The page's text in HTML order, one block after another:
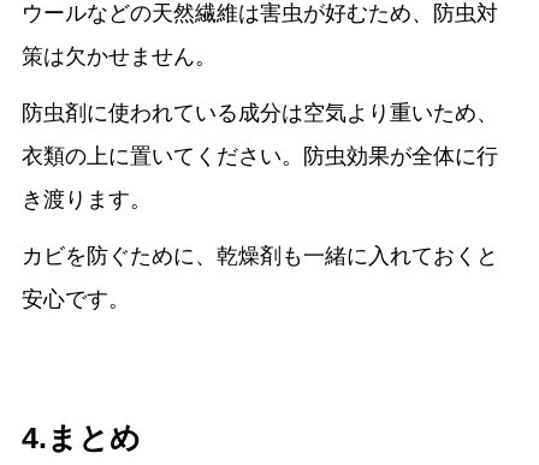
ウールなどの天然繊維は害虫が好むため、防虫対
策は欠かせません。
防虫剤に使われている成分は空気より重いため、
衣類の上に置いてください。防虫効果が全体に行
き渡ります。
カビを防ぐために、乾燥剤も一緒に入れておくと
安心です。
4.まとめ